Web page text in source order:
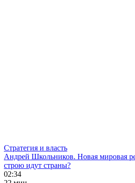
Стратегия и власть
Андрей Школьников. Новая мировая
строю идут страны?
02:34